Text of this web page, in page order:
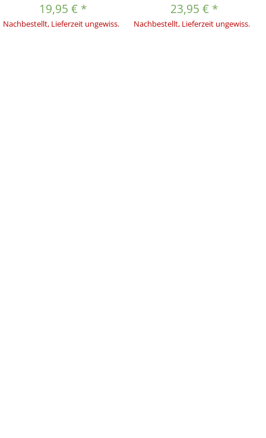
Umhängetasche Cross-Over
Bodybag Schultertasche
19,95 € *
Nachbestellt, Lieferzeit ungewiss.
Umhängetasche Cross-Over
Bodybag Schultertasche
23,95 € *
Nachbestellt, Lieferzeit ungewiss.